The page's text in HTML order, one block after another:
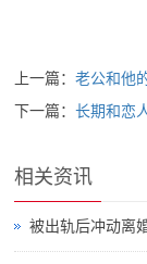
上一篇：老公和他
下一篇：长期和恋
相关资讯
被出轨后冲动离